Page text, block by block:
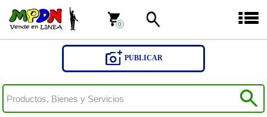
0
PUBLICAR
0